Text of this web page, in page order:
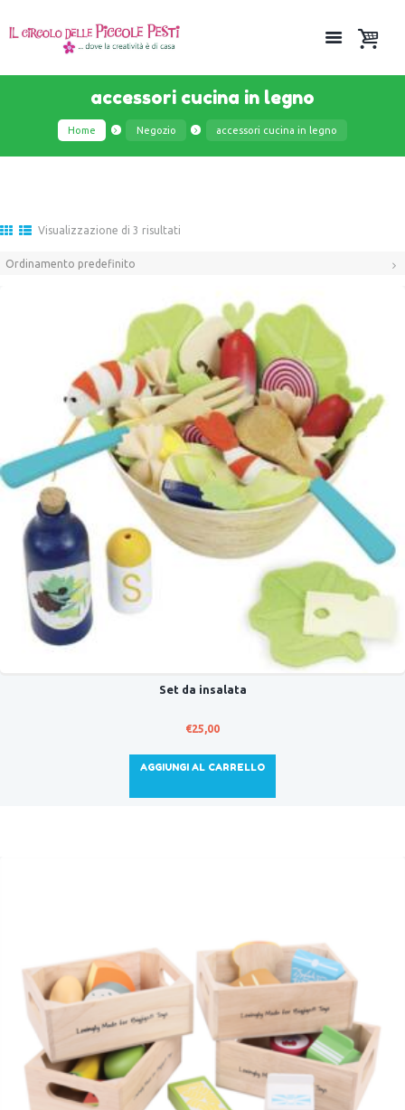
accessori cucina in legno
Home Negozio accessori cucina in legno
Visualizzazione di 3 risultati
Set da insalata
€25,00
AGGIUNGI AL CARRELLO